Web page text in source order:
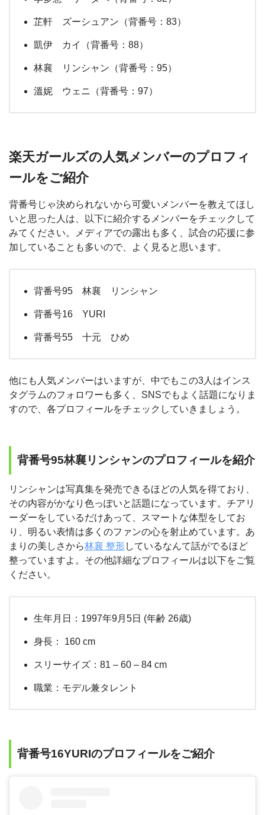
芷軒 ズーシュアン（背番号：83）
凱伊 カイ（背番号：88）
林襄 リンシャン（背番号：95）
溫妮 ウェニ（背番号：97）
楽天ガールズの人気メンバーのプロフィ
ールをご紹介
背番号じゃ決められないから可愛いメンバーを教えてほし
いと思った人は、以下に紹介するメンバーをチェックして
みてください。メディアでの露出も多く、試合の応援に参
加していることも多いので、よく見ると思います。
背番号95 林襄 リンシャン
背番号16 YURI
背番号55 十元 ひめ
他にも人気メンバーはいますが、中でもこの3人はインス
タグラムのフォロワーも多く、SNSでもよく話題になりま
すので、各プロフィールをチェックしていきましょう。
背番号95林襄リンシャンのプロフィールを紹介
リンシャンは写真集を発売できるほどの人気を得ており、
その内容がかなり色っぽいと話題になっています。チアリ
ーダーをしているだけあって、スマートな体型をしてお
り、明るい表情は多くのファンの心を射止めています。あ
まりの美しさから林襄 整形 しているなんて話がでるほど
整っていますよ。その他詳細なプロフィールは以下をご覧
ください。
生年月日：1997年9月5日 (年齢 26歳)
身長： 160 cm
スリーサイズ：81 – 60 – 84 cm
職業：モデル兼タレント
背番号16YURIのプロフィールをご紹介